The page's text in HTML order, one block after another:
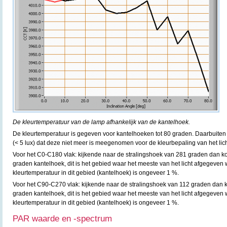
De kleurtemperatuur van de lamp afhankelijk van de kantelhoek.
De kleurtemperatuur is gegeven voor kantelhoeken tot 80 graden.
(< 5 lux) dat deze niet meer is meegenomen voor de kleurbepaling van het
Voor het C0-C180 vlak: kijkende naar de stralingshoek van 281 graden dan
graden kantelhoek, dit is het gebied waar het meeste van het licht afgegeven
kleurtemperatuur in dit gebied (kantelhoek) is ongeveer 1 %.
Voor het C90-C270 vlak: kijkende naar de stralingshoek van 112 graden dan
graden kantelhoek, dit is het gebied waar het meeste van het licht afgegeven
kleurtemperatuur in dit gebied (kantelhoek) is ongeveer 1 %.
PAR waarde en -spectrum